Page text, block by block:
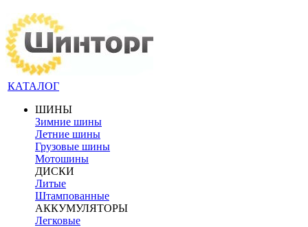
КАТАЛОГ
ШИНЫ
Зимние шины
Летние шины
Грузовые шины
Мотошины
ДИСКИ
Литые
Штампованные
АККУМУЛЯТОРЫ
Легковые